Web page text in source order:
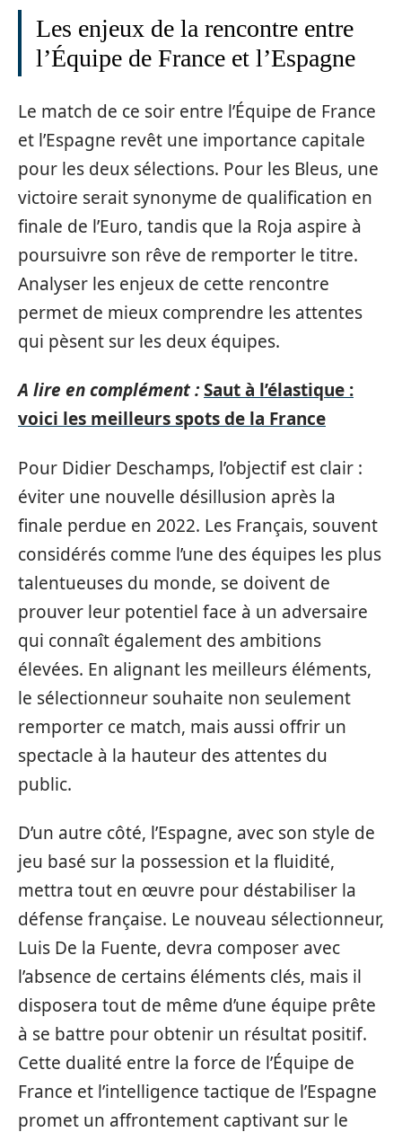
Les enjeux de la rencontre entre
l’Équipe de France et l’Espagne
Le match de ce soir entre l’Équipe de France
et l’Espagne revêt une importance capitale
pour les deux sélections. Pour les Bleus, une
victoire serait synonyme de qualification en
finale de l’Euro, tandis que la Roja aspire à
poursuivre son rêve de remporter le titre.
Analyser les enjeux de cette rencontre
permet de mieux comprendre les attentes
qui pèsent sur les deux équipes.
A lire en complément :Saut à l’élastique :
voici les meilleurs spots de la France
Pour Didier Deschamps, l’objectif est clair :
éviter une nouvelle désillusion après la
finale perdue en 2022. Les Français, souvent
considérés comme l’une des équipes les plus
talentueuses du monde, se doivent de
prouver leur potentiel face à un adversaire
qui connaît également des ambitions
élevées. En alignant les meilleurs éléments,
le sélectionneur souhaite non seulement
remporter ce match, mais aussi offrir un
spectacle à la hauteur des attentes du
public.
D’un autre côté, l’Espagne, avec son style de
jeu basé sur la possession et la fluidité,
mettra tout en œuvre pour déstabiliser la
défense française. Le nouveau sélectionneur,
Luis De la Fuente, devra composer avec
l’absence de certains éléments clés, mais il
disposera tout de même d’une équipe prête
à se battre pour obtenir un résultat positif.
Cette dualité entre la force de l’Équipe de
France et l’intelligence tactique de l’Espagne
promet un affrontement captivant sur le